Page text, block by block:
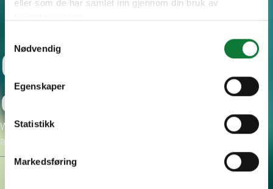
eller som de har samlet inn gjennom din bruk av
Nødvendig
Egenskaper
Statistikk
Markedsføring
Contractors and
developers
We help you choose solutions that meet project goals, budget,
and building requirements.